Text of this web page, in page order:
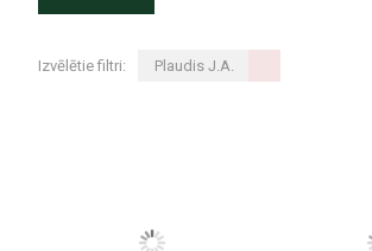
Izvēlētie filtri: Plaudis J.A.